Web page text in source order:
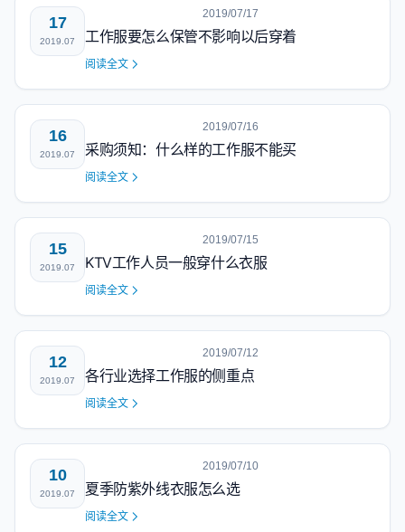
17
2019.07
2019/07/17
工作服要怎么保管不影响以后穿着
阅读全文
16
2019.07
2019/07/16
采购须知：什么样的工作服不能买
阅读全文
15
2019.07
2019/07/15
KTV工作人员一般穿什么衣服
阅读全文
12
2019.07
2019/07/12
各行业选择工作服的侧重点
阅读全文
10
2019.07
2019/07/10
夏季防紫外线衣服怎么选
阅读全文